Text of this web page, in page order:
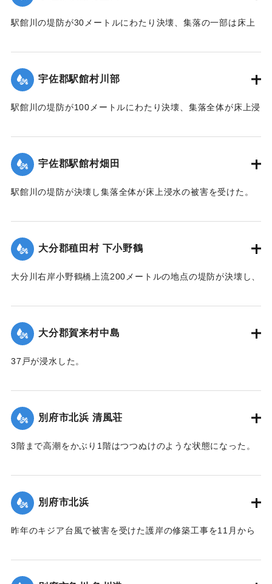
｜固有コード:00520093
駅館川の堤防が30メートルにわたり決壊、集落の一部は床上
｜固有コード:
宇佐郡駅館村川部
駅館川の堤防が100メートルにわたり決壊、集落全体が床上浸
｜固有コード:
宇佐郡駅館村畑田
駅館川の堤防が決壊し集落全体が床上浸水の被害を受けた。
｜固有コード:00520096
大分郡稙田村 下小野鶴
大分川右岸小野鶴橋上流200メートルの地点の堤防が決壊し、
歩の水田は3尺平均の土砂をかぶって完全に埋没した。
【出典：大分合同新聞 1951年10月16日夕刊2面】
｜固有コード:00520088
大分郡賀来村中島
37戸が浸水した。
｜固有コード: 00520089
別府市北浜 清風荘
3階まで高潮をかぶり1階はつつぬけのような状態になった。
｜固有コード:
別府市北浜
昨年のキジア台風で被害を受けた護岸の修築工事を11月から
200～300貫もの大岩がゴロゴロ投げ出された。そのため20数
軒の海岸旅館がほとんど水浸しになった。